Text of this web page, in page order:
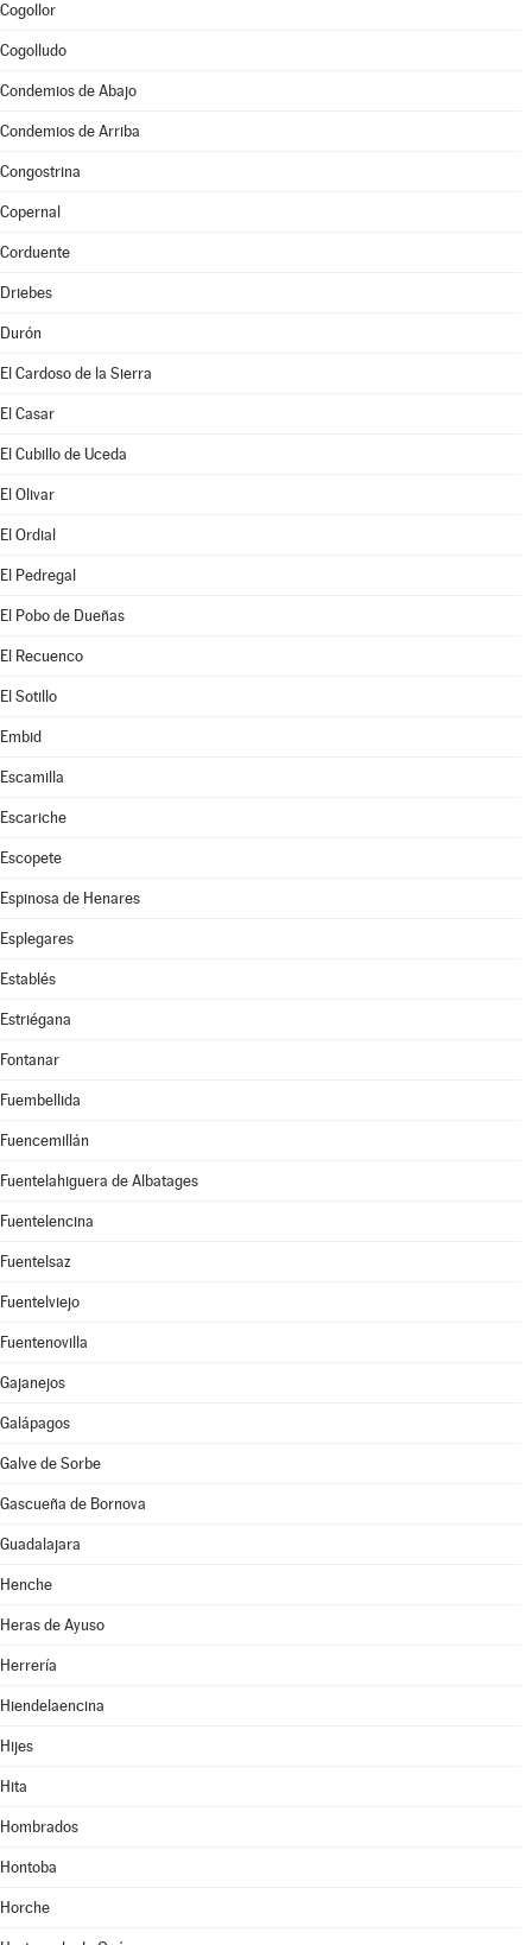
Cogollor
Cogolludo
Condemios de Abajo
Condemios de Arriba
Congostrina
Copernal
Corduente
Driebes
Durón
El Cardoso de la Sierra
El Casar
El Cubillo de Uceda
El Olivar
El Ordial
El Pedregal
El Pobo de Dueñas
El Recuenco
El Sotillo
Embid
Escamilla
Escariche
Escopete
Espinosa de Henares
Esplegares
Establés
Estriégana
Fontanar
Fuembellida
Fuencemillán
Fuentelahiguera de Albatages
Fuentelencina
Fuentelsaz
Fuentelviejo
Fuentenovilla
Gajanejos
Galápagos
Galve de Sorbe
Gascueña de Bornova
Guadalajara
Henche
Heras de Ayuso
Herrería
Hiendelaencina
Hijes
Hita
Hombrados
Hontoba
Horche